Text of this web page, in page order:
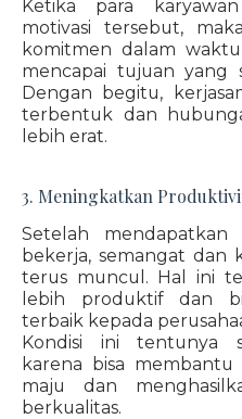
Ketika para
motivasi tersebut,
komitmen dalam
mencapai tujuan yang
Dengan begitu,
terbentuk dan
lebih erat.
3. Meningkatkan
Setelah
bekerja, semangat dan
terus muncul. Hal ini
lebih produktif dan
terbaik kepada
Kondisi ini tentunya
karena bisa
maju dan
berkualitas.